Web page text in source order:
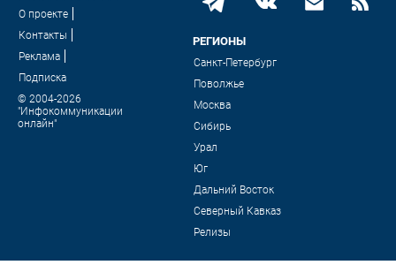
О проекте
Контакты
Реклама
Подписка
© 2004-2026
"Инфокоммуникации
онлайн"
РЕГИОНЫ
Санкт-Петербург
Поволжье
Москва
Сибирь
Урал
Юг
Дальний Восток
Северный Кавказ
Релизы